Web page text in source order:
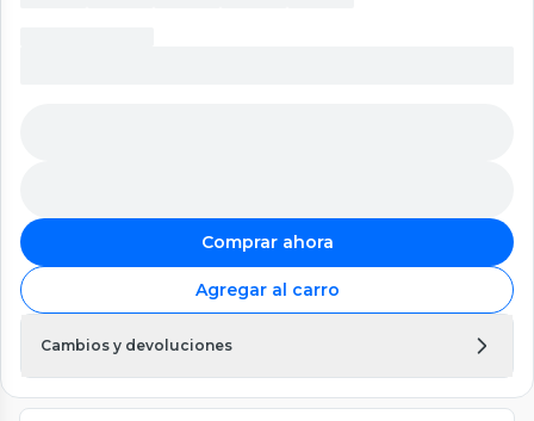
Comprar ahora
Agregar al carro
Cambios y devoluciones